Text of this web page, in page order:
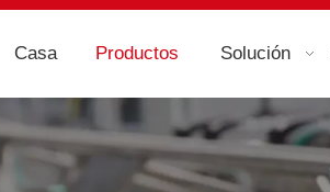
Casa Productos Solución